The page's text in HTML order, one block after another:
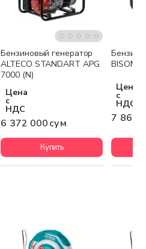
Бесплатная доставка
Бензиновый генератор
ALTECO STANDART APG
7000 (N)
Цена
с
НДС
6 372 000 сум
Купить
BISON
Цена
с
НДС
7 860